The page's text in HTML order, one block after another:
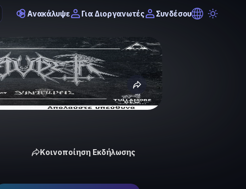
Ανακάλυψε Για Διοργανωτές Συνδέσου
Κοινοποίηση Εκδήλωσης